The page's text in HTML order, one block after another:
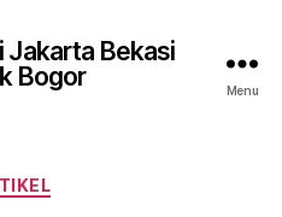
Jakarta Bekasi
Bogor
Menu
Categories